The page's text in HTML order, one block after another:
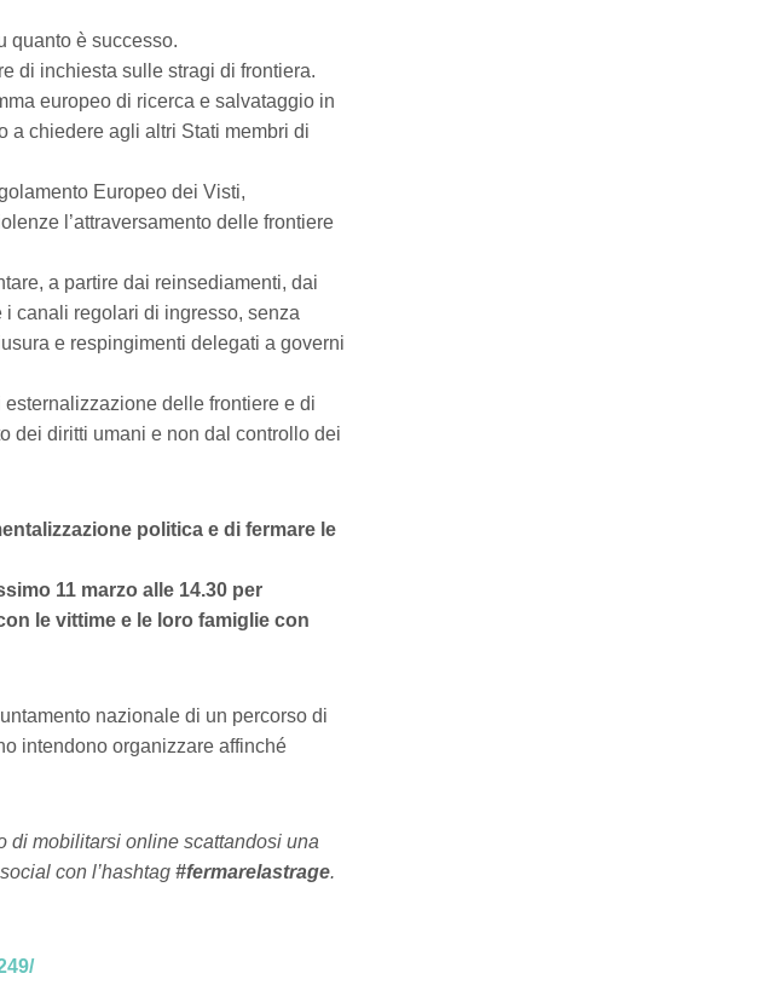
quanto è successo.
di inchiesta sulle stragi di frontiera.
europeo di ricerca e salvataggio in
a chiedere agli altri Stati membri di
Europeo dei Visti,
l’attraversamento delle frontiere
a partire dai reinsediamenti, dai
canali regolari di ingresso, senza
e respingimenti delegati a governi
delle frontiere e di
dei diritti umani e non dal controllo dei
politica e di fermare le
11 marzo alle 14.30 per
le vittime e le loro famiglie con
nazionale di un percorso di
intendono organizzare affinché
di mobilitarsi online scattandosi una
con l’hashtag #fermarelastrage.